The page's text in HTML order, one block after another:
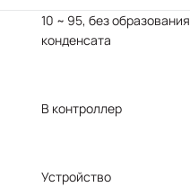
10 ~ 95, без образования
конденсата
В контроллер
Устройство